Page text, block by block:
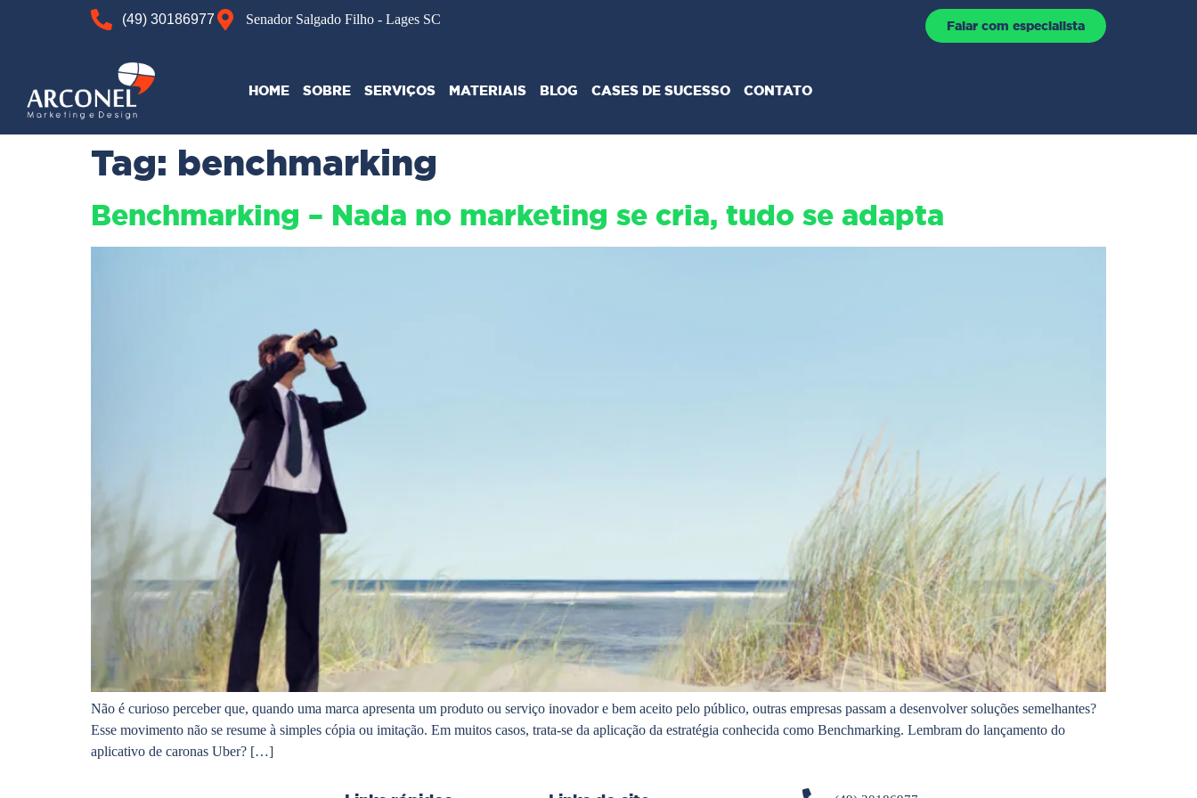
(49) 30186977 Senador Salgado Filho - Lages SC Falar com especialista
HOME SOBRE SERVIÇOS MATERIAIS BLOG CASES DE SUCESSO CONTATO
Tag: benchmarking
Benchmarking – Nada no marketing se cria, tudo se adapta
Não é curioso perceber que, quando uma marca apresenta um produto ou serviço inovador e bem aceito pelo público, outras empresas passam a desenvolver soluções semelhantes?
Esse movimento não se resume à simples cópia ou imitação. Em muitos casos, trata-se da aplicação da estratégia conhecida como Benchmarking. Lembram do lançamento do
aplicativo de caronas Uber? […]